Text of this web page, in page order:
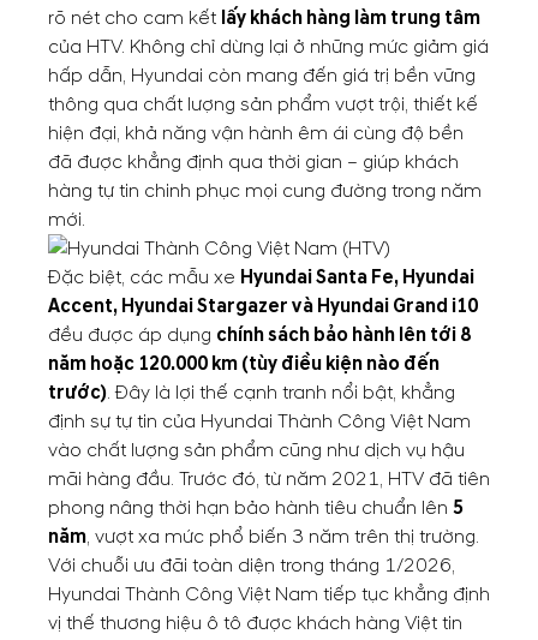
rõ nét cho cam kết lấy khách hàng làm trung tâm
của HTV. Không chỉ dừng lại ở những mức giảm giá
hấp dẫn, Hyundai còn mang đến giá trị bền vững
thông qua chất lượng sản phẩm vượt trội, thiết kế
hiện đại, khả năng vận hành êm ái cùng độ bền
đã được khẳng định qua thời gian – giúp khách
hàng tự tin chinh phục mọi cung đường trong năm
mới.
Đặc biệt, các mẫu xe Hyundai Santa Fe, Hyundai
Accent, Hyundai Stargazer và Hyundai Grand i10
đều được áp dụng chính sách bảo hành lên tới 8
năm hoặc 120.000 km (tùy điều kiện nào đến
trước). Đây là lợi thế cạnh tranh nổi bật, khẳng
định sự tự tin của Hyundai Thành Công Việt Nam
vào chất lượng sản phẩm cũng như dịch vụ hậu
mãi hàng đầu. Trước đó, từ năm 2021, HTV đã tiên
phong nâng thời hạn bảo hành tiêu chuẩn lên 5
năm, vượt xa mức phổ biến 3 năm trên thị trường.
Với chuỗi ưu đãi toàn diện trong tháng 1/2026,
Hyundai Thành Công Việt Nam tiếp tục khẳng định
vị thế thương hiệu ô tô được khách hàng Việt tin